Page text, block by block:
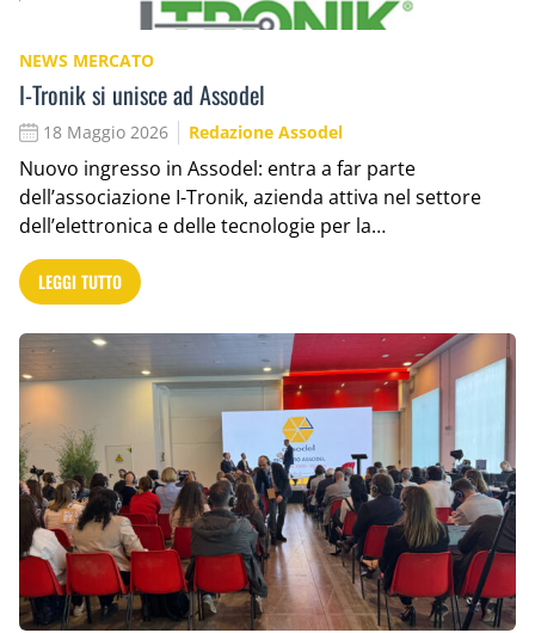
NEWS MERCATO
I-Tronik si unisce ad Assodel
18 Maggio 2026 Redazione Assodel
Nuovo ingresso in Assodel: entra a far parte
dell’associazione I-Tronik, azienda attiva nel settore
dell’elettronica e delle tecnologie per la…
LEGGI TUTTO